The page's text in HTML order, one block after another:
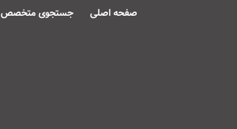
صفحه اصلی جستجوی متخصص